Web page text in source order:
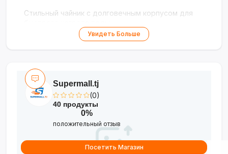
Стильный чайник с долговечным корпусом для
Увидеть Больше
Supermall.tj
(0)
40 продукты
0%
положительный отзыв
Посетить Магазин